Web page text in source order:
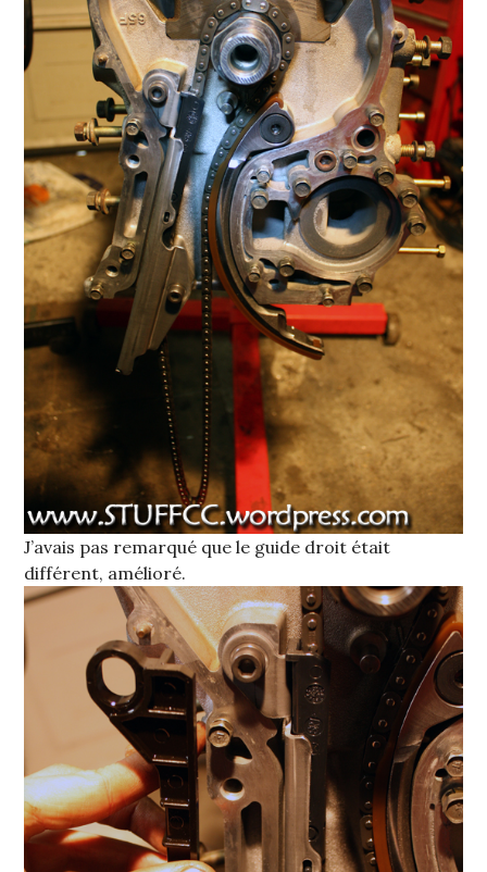
J’avais pas remarqué que le guide droit était
différent, amélioré.